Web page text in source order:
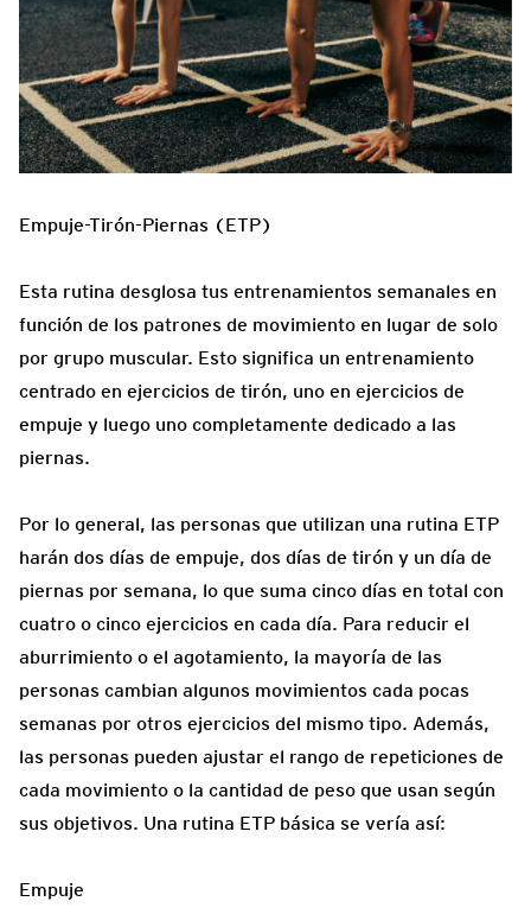
Empuje-Tirón-Piernas (ETP)
Esta rutina desglosa tus entrenamientos semanales en
función de los patrones de movimiento en lugar de solo
por grupo muscular. Esto significa un entrenamiento
centrado en ejercicios de tirón, uno en ejercicios de
empuje y luego uno completamente dedicado a las
piernas.
Por lo general, las personas que utilizan una rutina ETP
harán dos días de empuje, dos días de tirón y un día de
piernas por semana, lo que suma cinco días en total con
cuatro o cinco ejercicios en cada día. Para reducir el
aburrimiento o el agotamiento, la mayoría de las
personas cambian algunos movimientos cada pocas
semanas por otros ejercicios del mismo tipo. Además,
las personas pueden ajustar el rango de repeticiones de
cada movimiento o la cantidad de peso que usan según
sus objetivos. Una rutina ETP básica se vería así:
Empuje